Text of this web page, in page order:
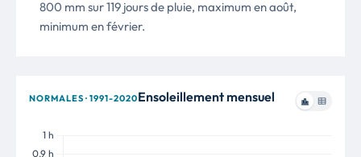
800 mm sur 119 jours de pluie, maximum en août,
minimum en février.
NORMALES · 1991-2020Ensoleillement mensuel